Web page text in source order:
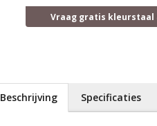
Vraag gratis kleurstaal
Beschrijving Specificaties